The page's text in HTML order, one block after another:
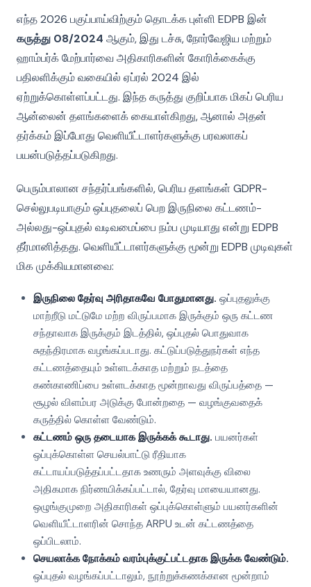
எந்த 2026 பகுப்பாய்விற்கும் தொடக்க புள்ளி EDPB இன்
கருத்து 08/2024 ஆகும், இது டச்சு, நோர்வேஜிய மற்றும்
ஹாம்பர்க் மேற்பார்வை அதிகாரிகளின் கோரிக்கைக்கு
பதிலளிக்கும் வகையில் ஏப்ரல் 2024 இல்
ஏற்றுக்கொள்ளப்பட்டது. இந்த கருத்து குறிப்பாக மிகப் பெரிய
ஆன்லைன் தளங்களைக் கையாள்கிறது, ஆனால் அதன்
தர்க்கம் இப்போது வெளியீட்டாளர்களுக்கு பரவலாகப்
பயன்படுத்தப்படுகிறது.
பெரும்பாலான சந்தர்ப்பங்களில், பெரிய தளங்கள் GDPR-
செல்லுபடியாகும் ஒப்புதலைப் பெற இருநிலை கட்டணம்-
அல்லது-ஒப்புதல் வடிவமைப்பை நம்ப முடியாது என்று EDPB
தீர்மானித்தது. வெளியீட்டாளர்களுக்கு மூன்று EDPB முடிவுகள்
மிக முக்கியமானவை:
இருநிலை தேர்வு அரிதாகவே போதுமானது. ஒப்புதலுக்கு
மாற்றீடு மட்டுமே மற்ற விருப்பமாக இருக்கும் ஒரு கட்டண
சந்தாவாக இருக்கும் இடத்தில், ஒப்புதல் பொதுவாக
சுதந்திரமாக வழங்கப்படாது. கட்டுப்படுத்துநர்கள் எந்த
கட்டணத்தையும் உள்ளடக்காத மற்றும் நடத்தை
கண்காணிப்பை உள்ளடக்காத மூன்றாவது விருப்பத்தை —
சூழல் விளம்பர அடுக்கு போன்றதை — வழங்குவதைக்
கருத்தில் கொள்ள வேண்டும்.
கட்டணம் ஒரு தடையாக இருக்கக் கூடாது. பயனர்கள்
ஒப்புக்கொள்ள செயல்பாட்டு ரீதியாக
கட்டாயப்படுத்தப்பட்டதாக உணரும் அளவுக்கு விலை
அதிகமாக நிர்ணயிக்கப்பட்டால், தேர்வு மாயையானது.
ஒழுங்குமுறை அதிகாரிகள் ஒப்புக்கொள்ளும் பயனர்களின்
வெளியீட்டாளரின் சொந்த ARPU உடன் கட்டணத்தை
ஒப்பிடலாம்.
செயலாக்க நோக்கம் வரம்புக்குட்பட்டதாக இருக்க வேண்டும்.
ஒப்புதல் வழங்கப்பட்டாலும், நூற்றுக்கணக்கான மூன்றாம்